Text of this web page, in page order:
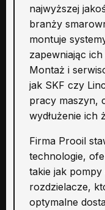
najwyższej
branży
montuje
zapewniając
Montaż i
jak SKF czy
pracy maszyn,
wydłużenie ich
Firma Prooil
technologie,
takie jak
rozdzielacze,
optymalne